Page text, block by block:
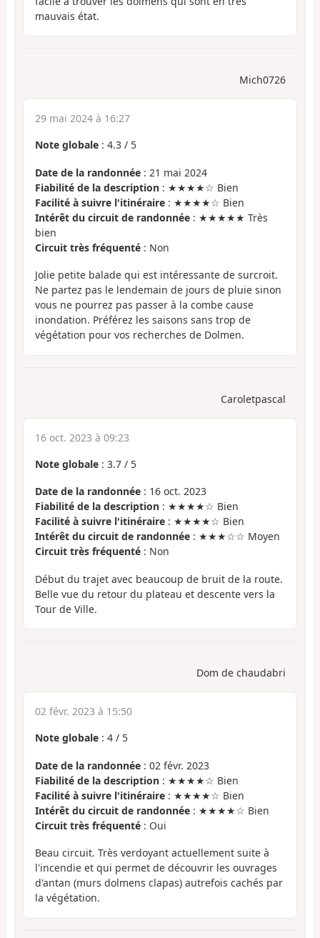
mauvais état.
Mich0726
29 mai 2024 à 16:27
Note globale : 4.3 / 5
Date de la randonnée : 21 mai 2024
Fiabilité de la description : ★★★★☆ Bien
Facilité à suivre l'itinéraire : ★★★★☆ Bien
Intérêt du circuit de randonnée : ★★★★★ Très
bien
Circuit très fréquenté : Non
Jolie petite balade qui est intéressante de surcroit.
Ne partez pas le lendemain de jours de pluie sinon
vous ne pourrez pas passer à la combe cause
inondation. Préférez les saisons sans trop de
végétation pour vos recherches de Dolmen.
Caroletpascal
16 oct. 2023 à 09:23
Note globale : 3.7 / 5
Date de la randonnée : 16 oct. 2023
Fiabilité de la description : ★★★★☆ Bien
Facilité à suivre l'itinéraire : ★★★★☆ Bien
Intérêt du circuit de randonnée : ★★★☆☆ Moyen
Circuit très fréquenté : Non
Début du trajet avec beaucoup de bruit de la route.
Belle vue du retour du plateau et descente vers la
Tour de Ville.
Dom de chaudabri
02 févr. 2023 à 15:50
Note globale : 4 / 5
Date de la randonnée : 02 févr. 2023
Fiabilité de la description : ★★★★☆ Bien
Facilité à suivre l'itinéraire : ★★★★☆ Bien
Intérêt du circuit de randonnée : ★★★★☆ Bien
Circuit très fréquenté : Oui
Beau circuit. Très verdoyant actuellement suite à
l'incendie et qui permet de découvrir les ouvrages
d'antan (murs dolmens clapas) autrefois cachés par
la végétation.